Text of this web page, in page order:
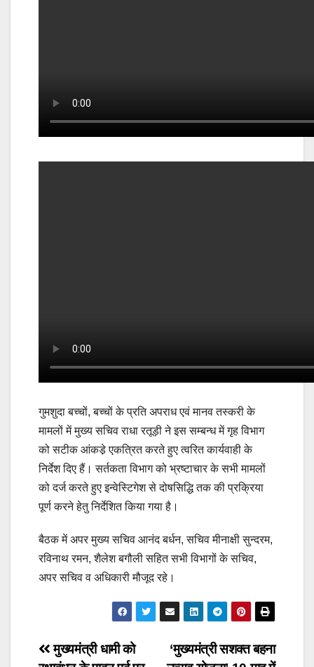
गुमशुदा बच्चों, बच्चों के प्रति अपराध एवं मानव तस्करी के
मामलों में मुख्य सचिव राधा रतूड़ी ने इस सम्बन्ध में गृह विभाग
को सटीक आंकडे़ एकत्रित करते हुए त्वरित कार्यवाही के
निर्देश दिए हैं। सर्तकता विभाग को भ्रष्टाचार के सभी मामलों
को दर्ज करते हुए इन्वेस्टिगेश से दोषसिद्धि तक की प्रक्रिया
पूर्ण करने हेतु निर्देशित किया गया है।
बैठक में अपर मुख्य सचिव आनंद बर्धन, सचिव मीनाक्षी सुन्दरम,
रविनाथ रमन, शैलेश बगौली सहित सभी विभागों के सचिव,
अपर सचिव व अधिकारी मौजूद रहे।
Post
‘मुख्यमंत्री सशक्त बहना
मुख्यमंत्री धामी को